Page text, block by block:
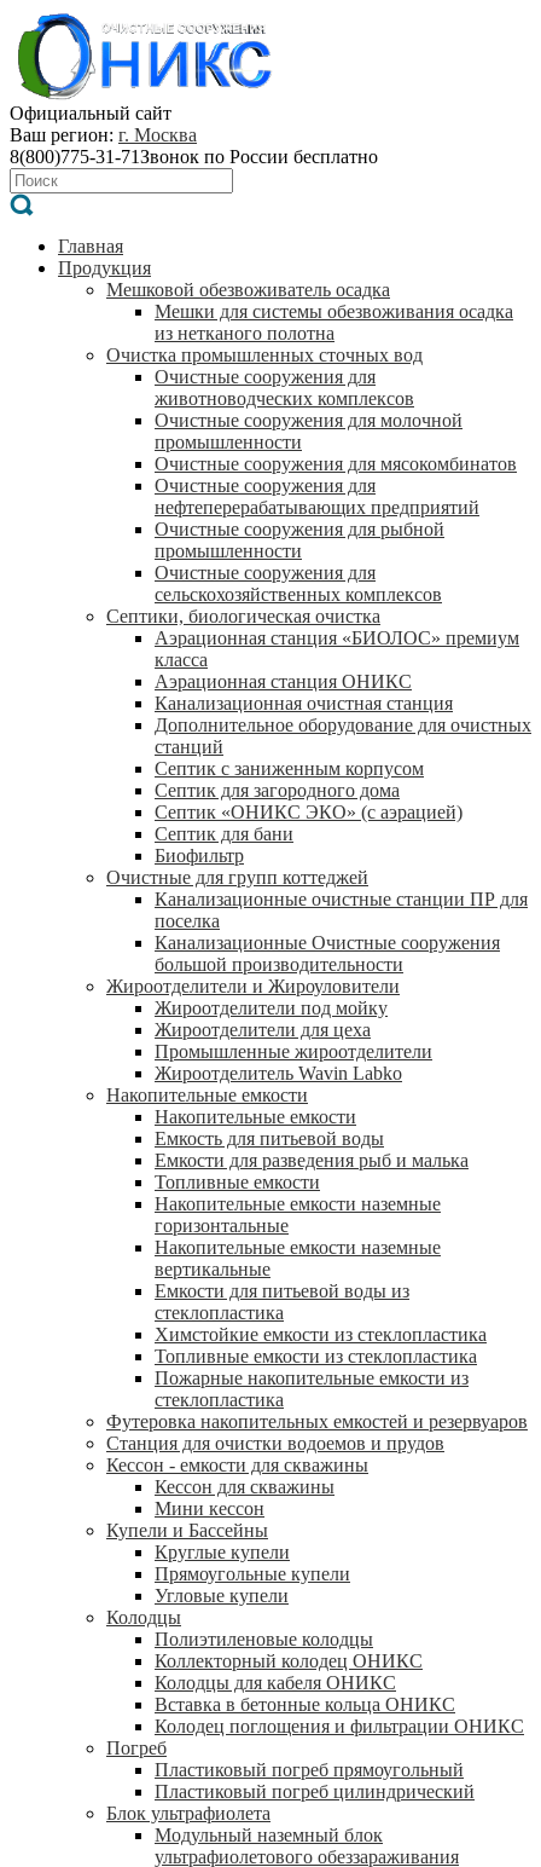
Официальный сайт
Ваш регион: г. Москва
8(800)775-31-71Звонок по России бесплатно
Главная
Продукция
Мешковой обезвоживатель осадка
Мешки для системы обезвоживания осадка
из нетканого полотна
Очистка промышленных сточных вод
Очистные сооружения для
животноводческих комплексов
Очистные сооружения для молочной
промышленности
Очистные сооружения для мясокомбинатов
Очистные сооружения для
нефтеперерабатывающих предприятий
Очистные сооружения для рыбной
промышленности
Очистные сооружения для
сельскохозяйственных комплексов
Септики, биологическая очистка
Аэрационная станция «БИОЛОС» премиум
класса
Аэрационная станция ОНИКС
Канализационная очистная станция
Дополнительное оборудование для очистных
станций
Септик с заниженным корпусом
Септик для загородного дома
Септик «ОНИКС ЭКО» (с аэрацией)
Септик для бани
Биофильтр
Очистные для групп коттеджей
Канализационные очистные станции ПР для
поселка
Канализационные Очистные сооружения
большой производительности
Жироотделители и Жироуловители
Жироотделители под мойку
Жироотделители для цеха
Промышленные жироотделители
Жироотделитель Wavin Labko
Накопительные емкости
Накопительные емкости
Емкость для питьевой воды
Емкости для разведения рыб и малька
Топливные емкости
Накопительные емкости наземные
горизонтальные
Накопительные емкости наземные
вертикальные
Емкости для питьевой воды из
стеклопластика
Химстойкие емкости из стеклопластика
Топливные емкости из стеклопластика
Пожарные накопительные емкости из
стеклопластика
Футеровка накопительных емкостей и резервуаров
Станция для очистки водоемов и прудов
Кессон - емкости для скважины
Кессон для скважины
Мини кессон
Купели и Бассейны
Круглые купели
Прямоугольные купели
Угловые купели
Колодцы
Полиэтиленовые колодцы
Коллекторный колодец ОНИКС
Колодцы для кабеля ОНИКС
Вставка в бетонные кольца ОНИКС
Колодец поглощения и фильтрации ОНИКС
Погреб
Пластиковый погреб прямоугольный
Пластиковый погреб цилиндрический
Блок ультрафиолета
Модульный наземный блок
ультрафиолетового обеззараживания